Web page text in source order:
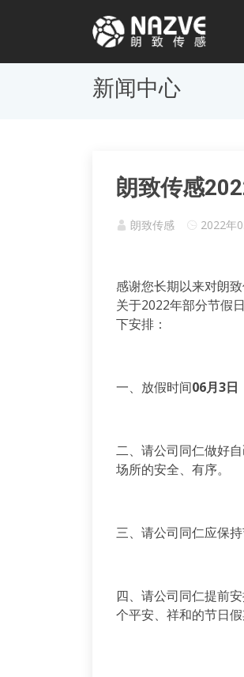
新闻中心
朗致传感
朗致传感 2022年
感谢您长期以来对朗
关于2022年部分节假
下安排：
一、放假时间06月3日
二、请公司同仁做好
场所的安全、有序。
三、请公司同仁应保
四、请公司同仁提前
个平安、祥和的节日假